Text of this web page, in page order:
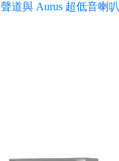
道與 Aurus 超低音喇叭